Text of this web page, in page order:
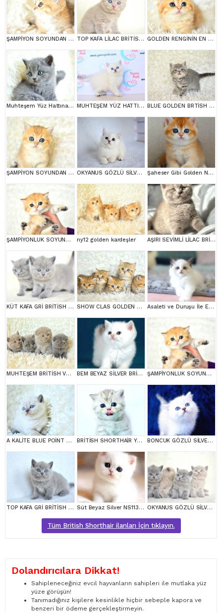
ŞAMPİYON SOYUNDAN GOLDEN NY11 BRİTİSH SHORTHAİR YAVRUMUZ erkek TOP KAFA LİLAC BRİTİSH SHORTHAİR YAVRULARIMIZ GOLDEN RENGİNİN EN GÜZEL TONU NY11 BRİTİSH SHORTHAİR
Muhteşem Yüz Hattına Sahip gri british shorthair MUHTEŞEM YÜZ HATTI SİLVER BRİTİSH SHORTHAİRNS1133 BLUE GOLDEN BRTİSH SHORTHAİR YAVRUMUZ
ŞAMPİYON SOYUNDAN NY11 GOLDEN BRİTİSH SHORTHAİR OKYANUS GÖZLÜ SİLVER POİNT BRİTİSH SHORTHAİR YAVRUMUZ Şaheser Gibi Golden Ny12 British Shorthair
ŞAMPİYONLUK SOYUNDAN NY11 GOLDEN BRİTİSH SHORTHAİR ny12 golden kardeşler AŞIRI SEVİMLİ LİLAC BRİTİSH SHORTHAİR
KÜT KAFA GRİ BRİTİSH SHORTHAİR YAVRULARIMIZ SHOW CLAS GOLDEN BRİTİSH SHORTHAİR Asaleti ve Duruşu İle Eşsiz Güzellikte Ragdoll
MUHTEŞEM BRİTİSH VE SCOTTİSH YAVRULAR BEM BEYAZ SİLVER BRİTİSH SHORTHAİR NS1133 ŞAMPİYONLUK SOYUNDAN NY11 GOLDEN BRİTİSH SHORTHAİR
A KALİTE BLUE POİNT BRİTİSH SHORTHAİR BRİTİSH SHORTHAİR YAVRUMUZ BONCUK GÖZLÜ SİLVER BRİTİSH SHORTHAİR NS1133
TOP KAFA GRİ BRİTİSH SHORTHAİR YAVRUMUZ Süt Beyaz Silver NS1133 British Shorthair OKYANUS GÖZLÜ SİLVER POİNT BRİTİSH SHORTHAİR YAVRUMUZ
Tüm British Shorthair ilanları İçin tıklayın.
Dolandırıcılara Dikkat!
Sahipleneceğiniz evcil hayvanların sahipleri ile mutlaka yüz
yüze görüşün!
Tanımadığınız kişilere kesinlikle hiçbir sebeple kapora ve
benzeri bir ödeme gerçekleştirmeyin.